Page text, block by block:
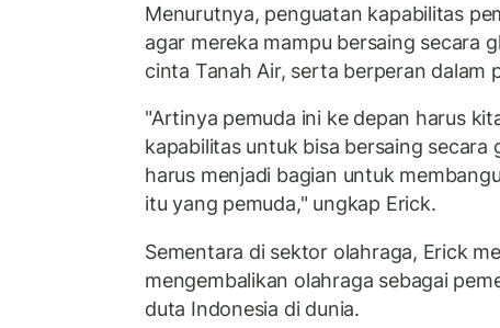
Menurutnya, penguatan kapabilitas
agar mereka mampu bersaing secara
cinta Tanah Air, serta berperan dalam
"Artinya pemuda ini ke depan harus
kapabilitas untuk bisa bersaing secara
harus menjadi bagian untuk
itu yang pemuda," ungkap Erick.
Sementara di sektor olahraga, Erick
mengembalikan olahraga sebagai
duta Indonesia di dunia.